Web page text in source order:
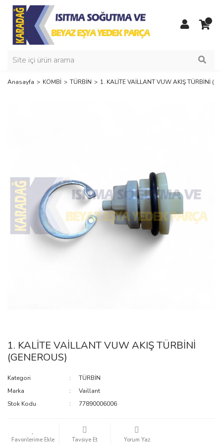
Anasayfa KOMBİ TÜRBİN 1. KALİTE VAİLLANT VUW AKIŞ TÜRBİNİ
1. KALİTE VAİLLANT VUW AKIŞ TÜRBİNİ
(GENEROUS)
Kategori
TÜRBİN
Marka
Vaillant
Stok Kodu
77890006006
Tavsiye Et Yorum Yaz